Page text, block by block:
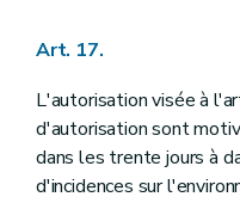
Art. 17.
L'autorisation visée à
d'autorisation sont
dans les trente jours à
d'incidences sur